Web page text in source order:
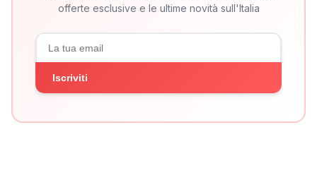
offerte esclusive e le ultime novità sull'Italia
Iscriviti